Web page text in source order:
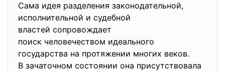
Сама идея разделения законодательной,
исполнительной и судебной
властей сопровождает
поиск человечеством идеального
государства на протяжении многих веков.
В зачаточном состоянии она присутствовала